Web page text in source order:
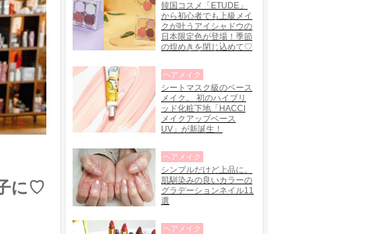
に♡
韓国コスメ「ETUDE」
から初心者でも上級メイ
クが叶うアイシャドウの
日本限定色が登場！季節
の煌めきを閉じ込めて♡
シートマスク級のベース
メイク。 初のハイブリ
ッド化粧下地「HACCI
メイクアップベース
UV」が新誕生！
ヘアメイク
シンプルだけど上品に。
肌馴染みの良いカラーの
グラデーションネイル11
選
ヘアメイク
ヘアメイク